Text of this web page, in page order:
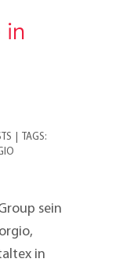
in
TAGS:
sein
in